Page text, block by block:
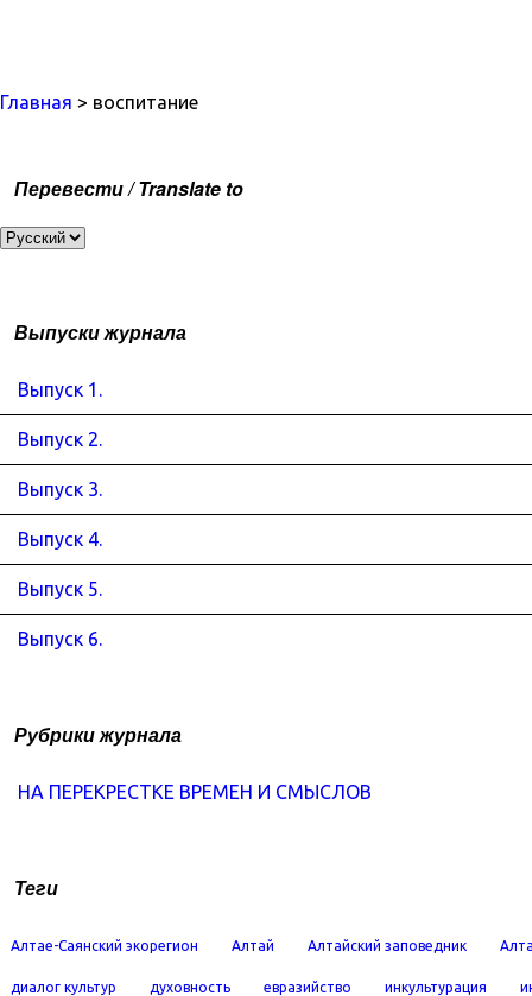
Главная > воспитание
Перевести / Translate to
Выпуски журнала
Выпуск 1.
Выпуск 2.
Выпуск 3.
Выпуск 4.
Выпуск 5.
Выпуск 6.
Рубрики журнала
НА ПЕРЕКРЕСТКЕ ВРЕМЕН И СМЫСЛОВ
Теги
Алтае-Саянский экорегион Алтай Алтайский заповедник
диалог культур духовность евразийство инкультурация